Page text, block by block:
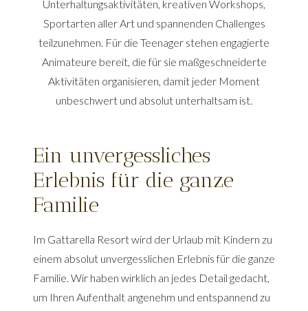
Unterhaltungsaktivitäten, kreativen Workshops,
Sportarten aller Art und spannenden Challenges
teilzunehmen. Für die Teenager stehen engagierte
Animateure bereit, die für sie maßgeschneiderte
Aktivitäten organisieren, damit jeder Moment
unbeschwert und absolut unterhaltsam ist.
Ein unvergessliches
Erlebnis für die ganze
Familie
Im Gattarella Resort wird der Urlaub mit Kindern zu
einem absolut unvergesslichen Erlebnis für die ganze
Familie. Wir haben wirklich an jedes Detail gedacht,
um Ihren Aufenthalt angenehm und entspannend zu